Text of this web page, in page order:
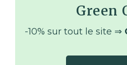
Green
-10% sur tout le site ⇒